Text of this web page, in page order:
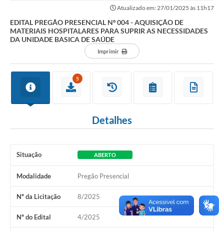
Conselhos de Educação
Licitacões
Pareceres do TCESP
Diário Oficial
Ouvidoria
HOSPITALARES PARA SUPRIR AS NECESSIDADES DA UNIDADE...
Atualizado em: 27/01/2025 às 11h17
EDITAL PREGÃO PRESENCIAL Nº 004 - AQUISIÇÃO DE
MATERIAIS HOSPITALARES PARA SUPRIR AS NECESSIDADES
DA UNIDADE BASICA DE SAÚDE
Imprimir
5
Detalhes
Situação ABERTO
Modalidade Pregão Presencial
Nº da Licitação 8/2025
Nº do Edital 4/2025